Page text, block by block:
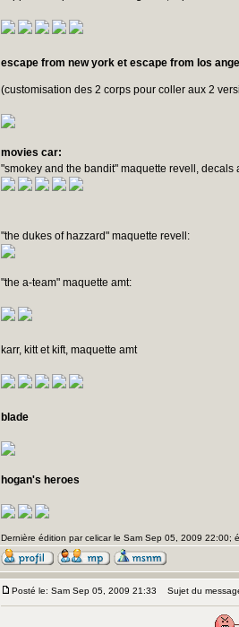
escape from new york et escape from los
(customisation des 2 corps pour coller aux 2
movies car:
"smokey and the bandit" maquette revell, decals
"the dukes of hazzard" maquette revell:
"the a-team" maquette amt:
karr, kitt et kift, maquette amt
blade
hogan's heroes
Dernière édition par celicar le Sam Sep 05, 2009 22:00;
Posté le: Sam Sep 05, 2009 21:33 Sujet du